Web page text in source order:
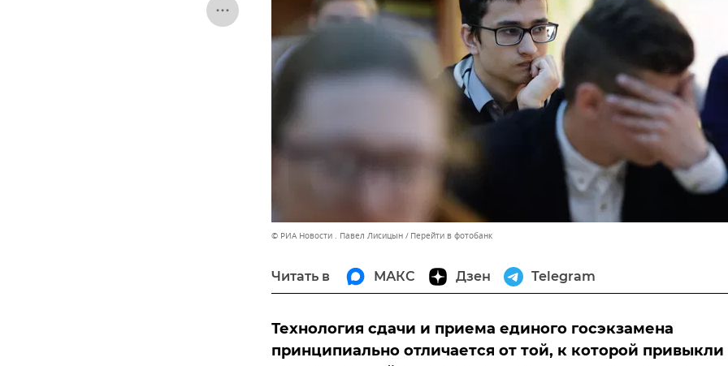
© РИА Новости . Павел Лисицын Перейти в фотобанк
Читать в МАКС Дзен Telegram
Технология сдачи и приема единого госэкзамена
принципиально отличается от той, к которой привыкли